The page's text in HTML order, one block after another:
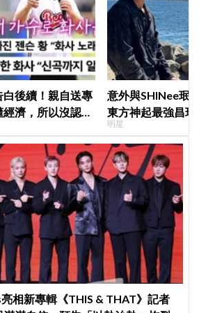
後續！親自送專
濟，所以沒認出
意外與SHINee珉
東方神起最強昌
的」
明星
相新專輯《THIS & THAT》記者